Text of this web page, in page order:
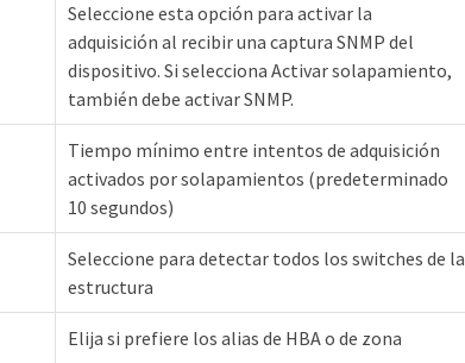
Seleccione esta opción para activar la
adquisición al recibir una captura SNMP del
dispositivo. Si selecciona Activar solapamiento,
también debe activar SNMP.
Tiempo mínimo entre intentos de adquisición
activados por solapamientos (predeterminado
10 segundos)
Seleccione para detectar todos los switches de la
estructura
Elija si prefiere los alias de HBA o de zona